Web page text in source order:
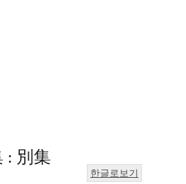
: 別集
한글로보기